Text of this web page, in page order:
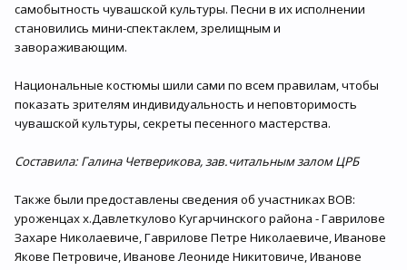
самобытность чувашской культуры. Песни в их исполнении
становились мини-спектаклем, зрелищным и
завораживающим.
Национальные костюмы шили сами по всем правилам, чтобы
показать зрителям индивидуальность и неповторимость
чувашской культуры, секреты песенного мастерства.
Составила: Галина Четверикова, зав.читальным залом ЦРБ
Также были предоставлены сведения об участниках ВОВ:
уроженцах х.Давлеткулово Кугарчинского района - Гаврилове
Захаре Николаевиче, Гаврилове Петре Николаевиче, Иванове
Якове Петровиче, Иванове Леониде Никитовиче, Иванове